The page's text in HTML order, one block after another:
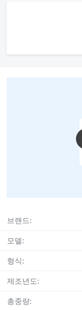
브랜드:
모델:
형식:
제조년도:
총중량: